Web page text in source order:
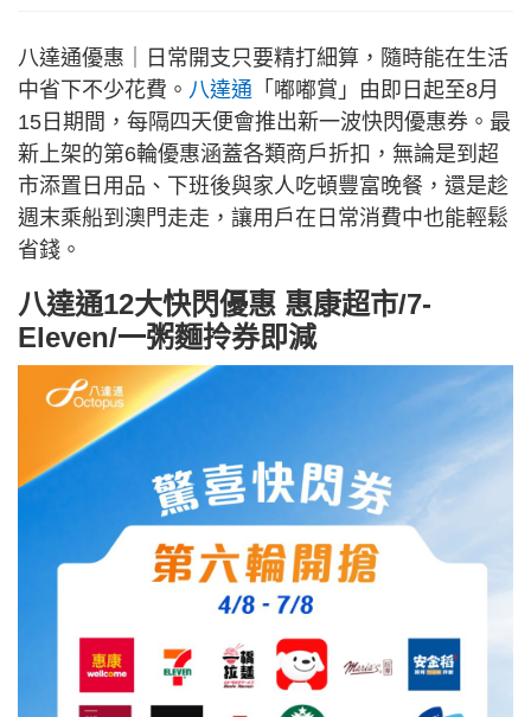
八達通優惠｜日常開支只要精打細算，隨時能在生活
中省下不少花費。 八達通 「嘟嘟賞」由即日起至8月
15日期間，每隔四天便會推出新一波快閃優惠券。最
新上架的第6輪優惠涵蓋各類商戶折扣，無論是到超
市添置日用品、下班後與家人吃頓豐富晚餐，還是趁
週末乘船到澳門走走，讓用戶在日常消費中也能輕鬆
省錢。
八達通12大快閃優惠 惠康超市/7-
Eleven/一粥麵拎券即減